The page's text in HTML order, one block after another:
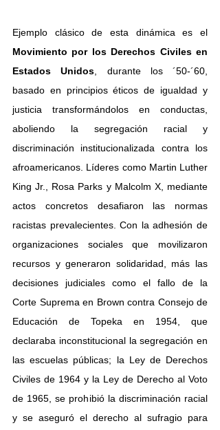
Movimiento por los Derechos Civiles en
Estados Unidos , durante los ´50-´60,
basado en principios éticos de igualdad y
justicia transformándolos en conductas,
aboliendo la segregación racial y
discriminación institucionalizada contra los
afroamericanos. Líderes como Martin Luther
King Jr., Rosa Parks y Malcolm X, mediante
actos concretos desafiaron las normas
racistas prevalecientes. Con la adhesión de
organizaciones sociales que movilizaron
recursos y generaron solidaridad, más las
decisiones judiciales como el fallo de la
Corte Suprema en Brown contra Consejo de
Educación de Topeka en 1954, que
declaraba inconstitucional la segregación en
las escuelas públicas; la Ley de Derechos
Civiles de 1964 y la Ley de Derecho al Voto
de 1965, se prohibió la discriminación racial
y se aseguró el derecho al sufragio para